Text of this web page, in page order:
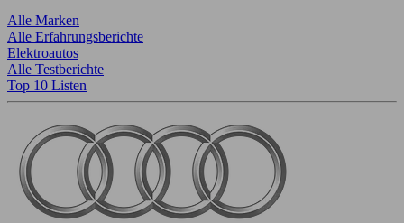
Alle Marken
Alle Erfahrungsberichte
Elektroautos
Alle Testberichte
Top 10 Listen